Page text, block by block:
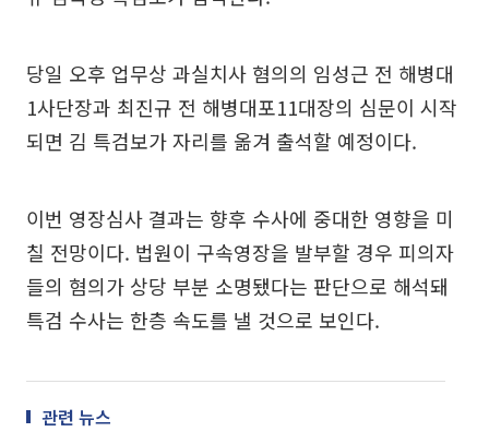
당일 오후 업무상 과실치사 혐의의 임성근 전 해병대
1사단장과 최진규 전 해병대포11대장의 심문이 시작
되면 김 특검보가 자리를 옮겨 출석할 예정이다.
이번 영장심사 결과는 향후 수사에 중대한 영향을 미
칠 전망이다. 법원이 구속영장을 발부할 경우 피의자
들의 혐의가 상당 부분 소명됐다는 판단으로 해석돼
특검 수사는 한층 속도를 낼 것으로 보인다.
관련 뉴스